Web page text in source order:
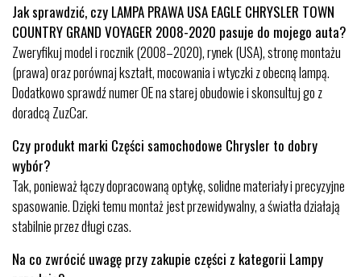
Jak sprawdzić, czy LAMPA PRAWA USA EAGLE CHRYSLER TOWN
COUNTRY GRAND VOYAGER 2008-2020 pasuje do mojego auta?
Zweryfikuj model i rocznik (2008–2020), rynek (USA), stronę montażu
(prawa) oraz porównaj kształt, mocowania i wtyczki z obecną lampą.
Dodatkowo sprawdź numer OE na starej obudowie i skonsultuj go z
doradcą ZuzCar.
Czy produkt marki Części samochodowe Chrysler to dobry
wybór?
Tak, ponieważ łączy dopracowaną optykę, solidne materiały i precyzyjne
spasowanie. Dzięki temu montaż jest przewidywalny, a światła działają
stabilnie przez długi czas.
Na co zwrócić uwagę przy zakupie części z kategorii Lampy